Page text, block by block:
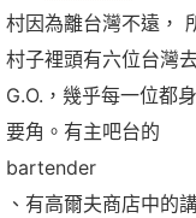
村因為離台灣不遠，
村子裡頭有六位台灣
G.O.，幾乎每一位都
要角。有主吧台的
bartender
、有高爾夫商店中的